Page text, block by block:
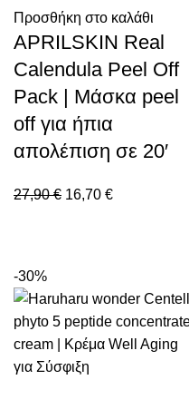
Προσθήκη στο καλάθι
APRILSKIN Real
Calendula Peel Off
Pack | Μάσκα peel
off για ήπια
απολέπιση σε 20′
27,90€ 16,70 €
-30%